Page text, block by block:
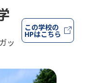
ッ
この学校の
HPはこちら